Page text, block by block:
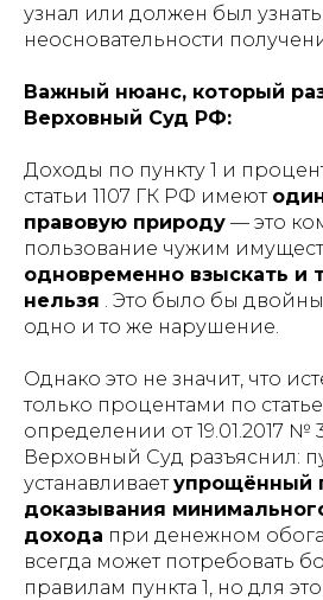
узнал или должен был
неосновательности
Важный нюанс, который
Верховный Суд РФ:
Доходы по пункту 1 и
статьи 1107 ГК РФ имеют
правовую природу — это
пользование чужим
одновременно взыскать и
нельзя . Это было бы
одно и то же нарушение.
Однако это не значит, что
только процентами по статье
определении от 19.01.2017 №
Верховный Суд разъяснил:
устанавливаетупрощённый
доказывания
дохода при денежном
всегда может потребовать
правилам пункта 1, но для